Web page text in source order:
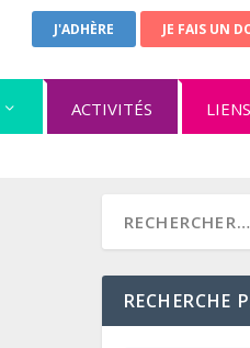
J'ADHÈRE JE FAIS UN
ACTIVITÉS LIENS
RECHERCHE